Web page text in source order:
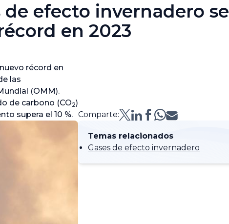
efecto invernadero se
en 2023
récord en
las
(OMM).
de carbono (CO2)
supera el 10 %. Comparte:
Temas relacionados
Gases de efecto invernadero